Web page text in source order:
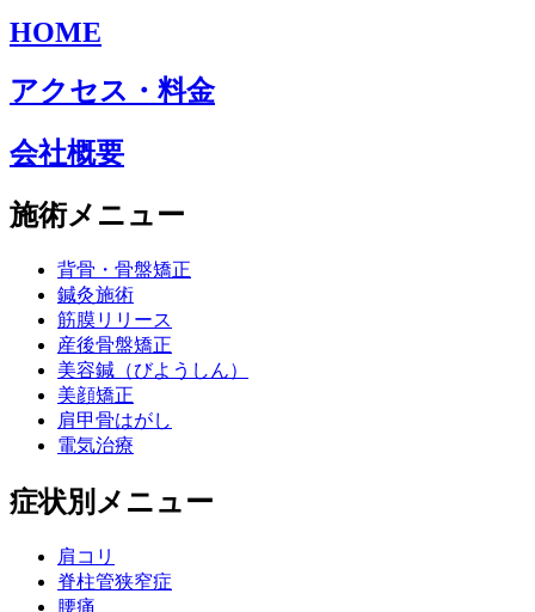
HOME
アクセス・料金
会社概要
施術メニュー
背骨・骨盤矯正
鍼灸施術
筋膜リリース
産後骨盤矯正
美容鍼（びようしん）
美顔矯正
肩甲骨はがし
電気治療
症状別メニュー
肩コリ
脊柱管狭窄症
腰痛